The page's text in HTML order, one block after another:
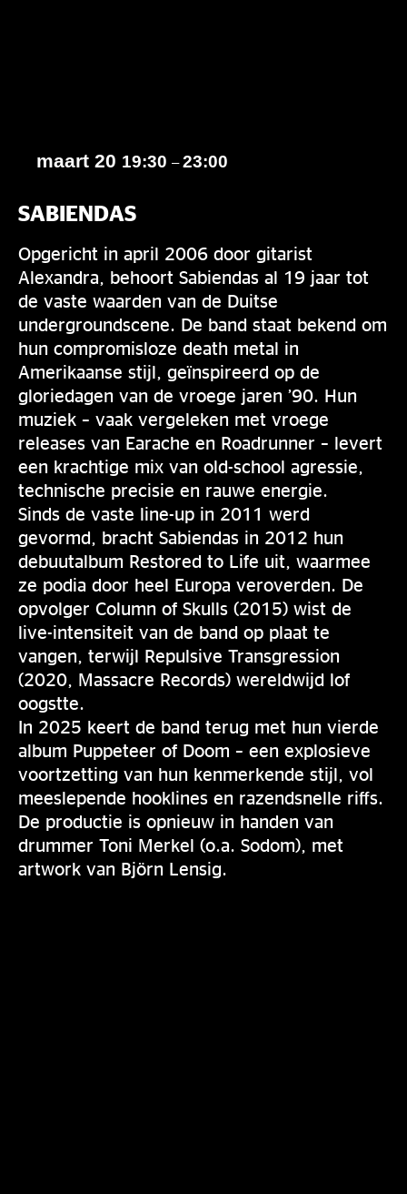
maart 20 19:30 –23:00
SABIENDAS
Opgericht in april 2006 door gitarist
Alexandra, behoort Sabiendas al 19 jaar tot
de vaste waarden van de Duitse
undergroundscene. De band staat bekend om
hun compromisloze death metal in
Amerikaanse stijl, geïnspireerd op de
gloriedagen van de vroege jaren ’90. Hun
muziek – vaak vergeleken met vroege
releases van Earache en Roadrunner – levert
een krachtige mix van old-school agressie,
technische precisie en rauwe energie.
Sinds de vaste line-up in 2011 werd
gevormd, bracht Sabiendas in 2012 hun
debuutalbum Restored to Life uit, waarmee
ze podia door heel Europa veroverden. De
opvolger Column of Skulls (2015) wist de
live-intensiteit van de band op plaat te
vangen, terwijl Repulsive Transgression
(2020, Massacre Records) wereldwijd lof
oogstte.
In 2025 keert de band terug met hun vierde
album Puppeteer of Doom – een explosieve
voortzetting van hun kenmerkende stijl, vol
meeslepende hooklines en razendsnelle riffs.
De productie is opnieuw in handen van
drummer Toni Merkel (o.a. Sodom), met
artwork van Björn Lensig.